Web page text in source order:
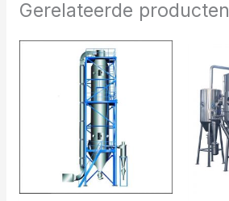
Gerelateerde producten